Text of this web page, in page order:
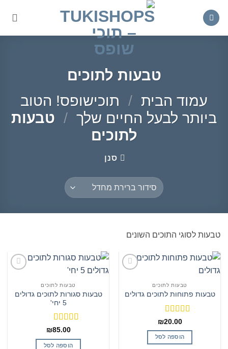
טבעות לתוכים
עמוד הבית / תוכישופס! הטוב
ביותר לבעל החיים שלך / טבעות
לתוכים
סנן
טבעות לסוגי התוכים השונים
המשאלות
טבעות לתוכים
טבעות פתוחות לתוכים גדולים
דורג4
מתוך 5
₪20.00
הוספה לסל
טבעות לתוכים
טבעות סגורות לתוכים גדולים
5 יחי'
דורג4
מתוך 5
₪85.00
הוספה לסל